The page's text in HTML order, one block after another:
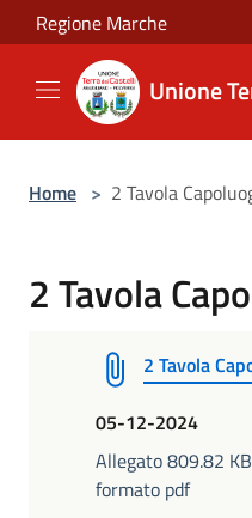
Salta al contenuto principale
Regione Marche
Unione
Home > 2 Tavola
2 Tavola
2 Tavola
05-12-2024
Allegato 809.82 KB
formato pdf